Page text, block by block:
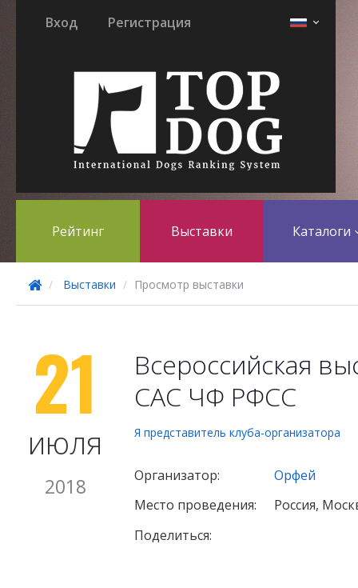
Вход Регистрация
Рейтинг Выставки Каталоги
Выставки Просмотр выставки
21
июля
2018
Всероссийская
САС ЧФ РФСС
Я представитель клуба-организатора
Организатор:
Орфей
Место проведения:
Россия,
Поделиться: